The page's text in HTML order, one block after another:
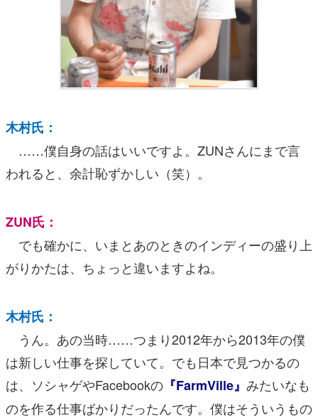
木村氏：
……僕自身の話はいいですよ。ZUNさんにまで言
われると、余計恥ずかしい（笑）。
ZUN氏：
でも確かに、いまとあのときのインディーの盛り上
がりかたは、ちょっと違いますよね。
木村氏：
うん。あの当時……つまり2012年から2013年の僕
は新しい仕事を探していて。でも日本で見つかるの
は、ソシャゲやFacebookの 『FarmVille』 みたいなも
のを作る仕事ばかりだったんです。僕はそういうもの